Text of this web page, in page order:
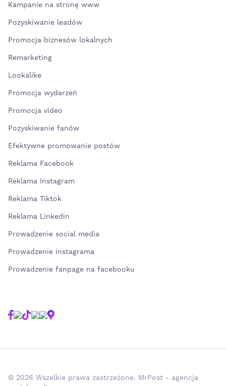
Kampanie na stronę www
Pozyskiwanie leadów
Promocja biznesów lokalnych
Remarketing
Lookalike
Promocja wydarzeń
Promocja video
Pozyskiwanie fanów
Efektywne promowanie postów
Reklama Facebook
Reklama Instagram
Reklama Tiktok
Reklama Linkedin
Prowadzenie social media
Prowadzenie instagrama
Prowadzenie fanpage na facebooku
© 2026 Wszelkie prawa zastrzeżone. MrPost - agencja